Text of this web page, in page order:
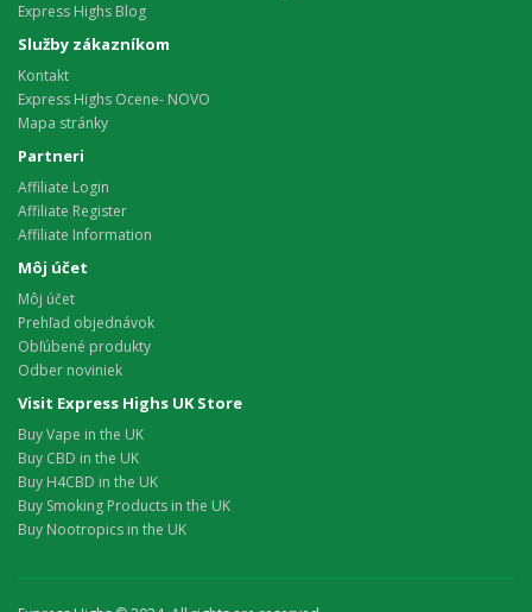
Express Highs Blog
Služby zákazníkom
Kontakt
Express Highs Ocene- NOVO
Mapa stránky
Partneri
Affiliate Login
Affiliate Register
Affiliate Information
Môj účet
Môj účet
Prehľad objednávok
Obľúbené produkty
Odber noviniek
Visit Express Highs UK Store
Buy Vape in the UK
Buy CBD in the UK
Buy H4CBD in the UK
Buy Smoking Products in the UK
Buy Nootropics in the UK